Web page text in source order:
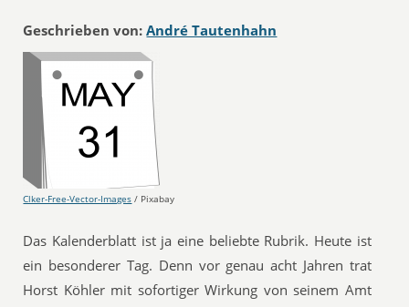
Geschrieben von: André Tautenhahn
Clker-Free-Vector-Images / Pixabay
Das Kalenderblatt ist ja eine beliebte Rubrik. Heute ist
ein besonderer Tag. Denn vor genau acht Jahren trat
Horst Köhler mit sofortiger Wirkung von seinem Amt